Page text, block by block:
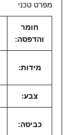
מפרט טכני
חומר
והדפסה:
מידות:
צבע:
כביסה: